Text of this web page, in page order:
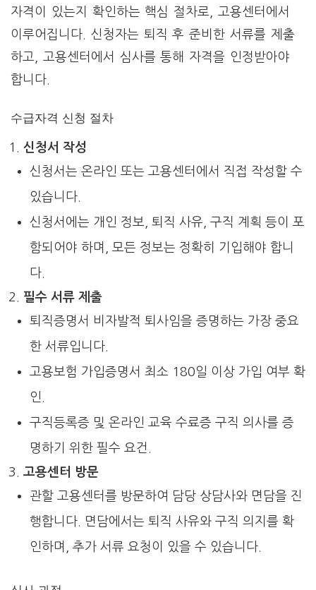
자격이 있는지 확인하는 핵심 절차로, 고용센터에서
이루어집니다. 신청자는 퇴직 후 준비한 서류를 제출
하고, 고용센터에서 심사를 통해 자격을 인정받아야
합니다.
수급자격 신청 절차
신청서 작성
신청서는 온라인 또는 고용센터에서 직접 작성할 수
있습니다.
신청서에는 개인 정보, 퇴직 사유, 구직 계획 등이 포
함되어야 하며, 모든 정보는 정확히 기입해야 합니
다.
필수 서류 제출
퇴직증명서 비자발적 퇴사임을 증명하는 가장 중요
한 서류입니다.
고용보험 가입증명서 최소 180일 이상 가입 여부 확
인.
구직등록증 및 온라인 교육 수료증 구직 의사를 증
명하기 위한 필수 요건.
고용센터 방문
관할 고용센터를 방문하여 담당 상담사와 면담을 진
행합니다. 면담에서는 퇴직 사유와 구직 의지를 확
인하며, 추가 서류 요청이 있을 수 있습니다.